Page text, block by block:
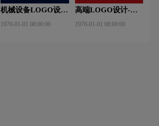
机械设备LOGO设
logo设计
1970-01-01 08:00:00
高端LOGO设计-平
计
1970-01-01 08:00:00